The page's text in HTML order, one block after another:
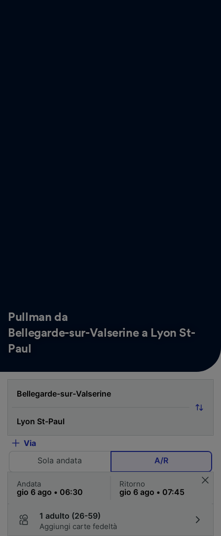
Pullman da
Bellegarde-sur-Valserine a Lyon St-
Paul
Via
Sola andata
A/R
Andata Ritorno
1 adulto (26-59)
Aggiungi carte fedeltà